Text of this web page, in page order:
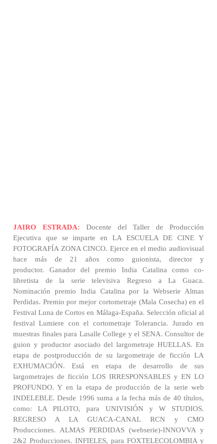
JAIRO ESTRADA: Docente del Taller de Producción
Ejecutiva que se imparte en LA ESCUELA DE CINE Y
FOTOGRAFÍA ZONA CINCO. Ejerce en el medio audiovisual
hace más de 21 años como guionista, director y
productor. Ganador del premio India Catalina como co-
libretista de la serie televisiva Regreso a La Guaca.
Nominación premio India Catalina por la Webserie Almas
Perdidas. Premio por mejor cortometraje (Mala Cosecha) en el
Festival Luna de Cortos en Málaga-España. Selección oficial al
festival Lumiere con el cortometraje Tolerancia. Jurado en
muestras finales para Lasalle College y el SENA. Consultor de
guion y productor asociado del largometraje HUELLAS. En
etapa de postproducción de su largometraje de ficción LA
EXHUMACIÓN. Está en etapa de desarrollo de sus
largometrajes de ficción LOS IRRESPONSABLES y EN LO
PROFUNDO. Y en la etapa de producción de la serie web
INDELEBLE. Desde 1996 suma a la fecha más de 40 títulos,
como: LA PILOTO, para UNIVISIÓN y W STUDIOS.
REGRESO A LA GUACA-CANAL RCN y CMO
Producciones. ALMAS PERDIDAS (webserie)-INNOVVA y
2&2 Producciones. INFIELES, para FOXTELECOLOMBIA y